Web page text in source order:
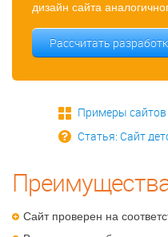
дизайн сайта
Рассчитать
Примеры
Статья: Сайт
Сайт проверен на